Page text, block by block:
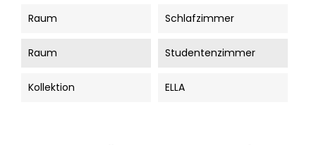
Raum Schlafzimmer
Raum Studentenzimmer
Kollektion ELLA